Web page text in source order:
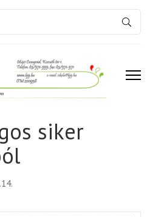
Kollégium
siker